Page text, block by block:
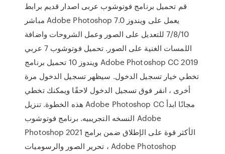
قم تحميل برنامج فوتوشوب عربى اصدار قديم برابط
مباشر Adobe Photoshop 7.0 يعمل على ويندوز
7/8/10 للتعديل على الصور وعمل الشروحات واضافة
اللمسات الغنية على الصور. تحميل فوتوشوب 7 عربي
ويندوز 10 تحميل برنامج Adobe Photoshop CC 2019
تخطي خيار تسجيل الدخول. سيظهر تسجيل الدخول مرة
أخرى ، انقر فوق تسجيل الدخول لاحقًا ويمكنك تخطي
هذه الخطوة. تنزيل Adobe Photoshop CC مجانًا ابدأ
النسخه التجريبيه. برنامج فوتوشوب Adobe
Photoshop 2021 الأكثر قوة على الإطلاق ضمن برامج
تحرير الصور والرسوميات ، Adobe Photoshop